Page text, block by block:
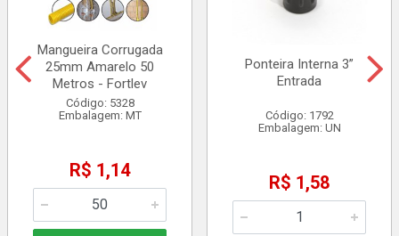
Mangueira Corrugada
25mm Amarelo 50
Metros - Fortlev
Código: 5328
Embalagem: MT
R$ 1,14
Ponteira Interna 3”
Entrada
Código: 1792
Embalagem: UN
R$ 1,58